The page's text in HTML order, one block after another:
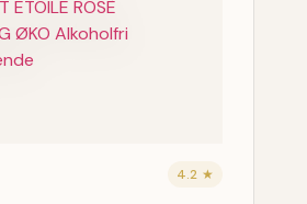
4.2 ★